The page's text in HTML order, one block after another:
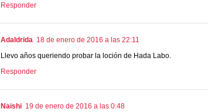
Responder
Adaldrida 18 de enero de 2016 a las 22:11
Llevo años queriendo probar la loción de Hada Labo.
Responder
Naishi 19 de enero de 2016 a las 0:48